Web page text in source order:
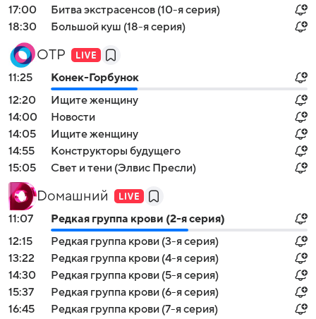
17:00
Битва экстрасенсов (10-я серия)
18:30
Большой куш (18-я серия)
ОТР
11:25
Конек-Горбунок
12:20
Ищите женщину
14:00
Новости
14:05
Ищите женщину
14:55
Конструкторы будущего
15:05
Свет и тени (Элвис Пресли)
Dомашний
11:07
Редкая группа крови (2-я серия)
12:15
Редкая группа крови (3-я серия)
13:22
Редкая группа крови (4-я серия)
14:30
Редкая группа крови (5-я серия)
15:37
Редкая группа крови (6-я серия)
16:45
Редкая группа крови (7-я серия)